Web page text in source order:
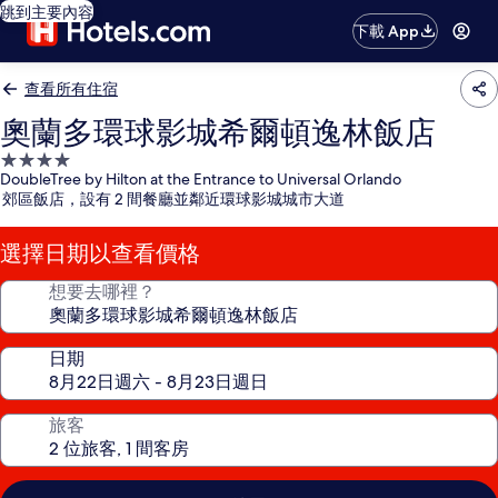
跳到主要內容
下載 App
查看所有住宿
奧蘭多環球影城希爾頓逸林飯店
4.0
星
級
住
宿
DoubleTree by Hilton at the Entrance to Universal Orlando
郊區飯店，設有 2 間餐廳並鄰近環球影城城市大道
選擇日期以查看價格
想要去哪裡？
日期
旅客